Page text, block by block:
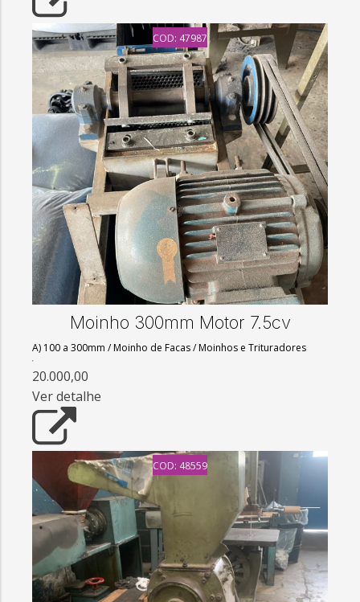
COD: 47987
Moinho 300mm Motor 7.5cv
A) 100 a 300mm /Moinho de Facas/Moinhos e Trituradores
20.000,00
Ver detalhe
COD: 48559